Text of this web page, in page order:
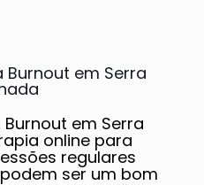
em Serra
em Serra
online para
regulares
ser um bom